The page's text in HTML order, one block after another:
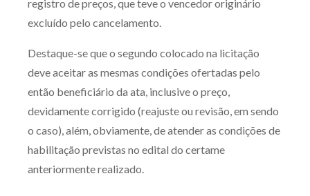
registro de preços, que teve o vencedor originário
excluído pelo cancelamento.
Destaque-se que o segundo colocado na licitação
deve aceitar as mesmas condições ofertadas pelo
então beneficiário da ata, inclusive o preço,
devidamente corrigido (reajuste ou revisão, em sendo
o caso), além, obviamente, de atender as condições de
habilitação previstas no edital do certame
anteriormente realizado.